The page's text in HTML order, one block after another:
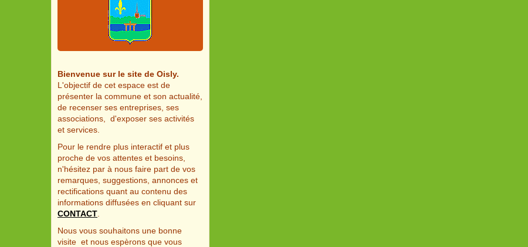
Bienvenue sur le site de Oisly.
L'objectif de cet espace est de
présenter la commune et son actualité,
de recenser ses entreprises, ses
associations, d'exposer ses activités
et services.
Pour le rendre plus interactif et plus
proche de vos attentes et besoins,
n'hésitez par à nous faire part de vos
remarques, suggestions, annonces et
rectifications quant au contenu des
informations diffusées en cliquant sur
CONTACT
Nous vous souhaitons une bonne
visite et nous espèrons que vous